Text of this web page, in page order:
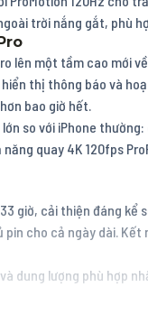
trời nắng gắt, phù
Pro lên một tầm cao
thị thông báo và
bao giờ hết.
so với iPhone
quay 4K 120fps
giờ, cải thiện đáng
cho cả ngày dài.
dung lượng phù hợp